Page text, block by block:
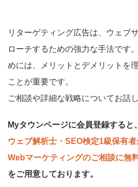
リターゲティング広告は、ウェブ
ローチするための強力な手法です
めには、メリットとデメリットを
ことが重要です。
ご相談や詳細な戦略についてお話
Myタウンページに会員登録すると
ウェブ解析士・SEO検定1級保有
Webマーケティングのご相談に無
をご用意しております。